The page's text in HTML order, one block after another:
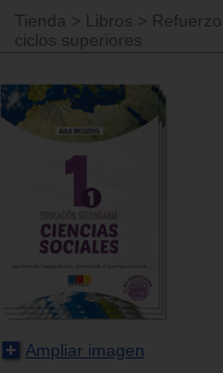
Tienda > Libros >
ciclos superiores
Ampliar imagen